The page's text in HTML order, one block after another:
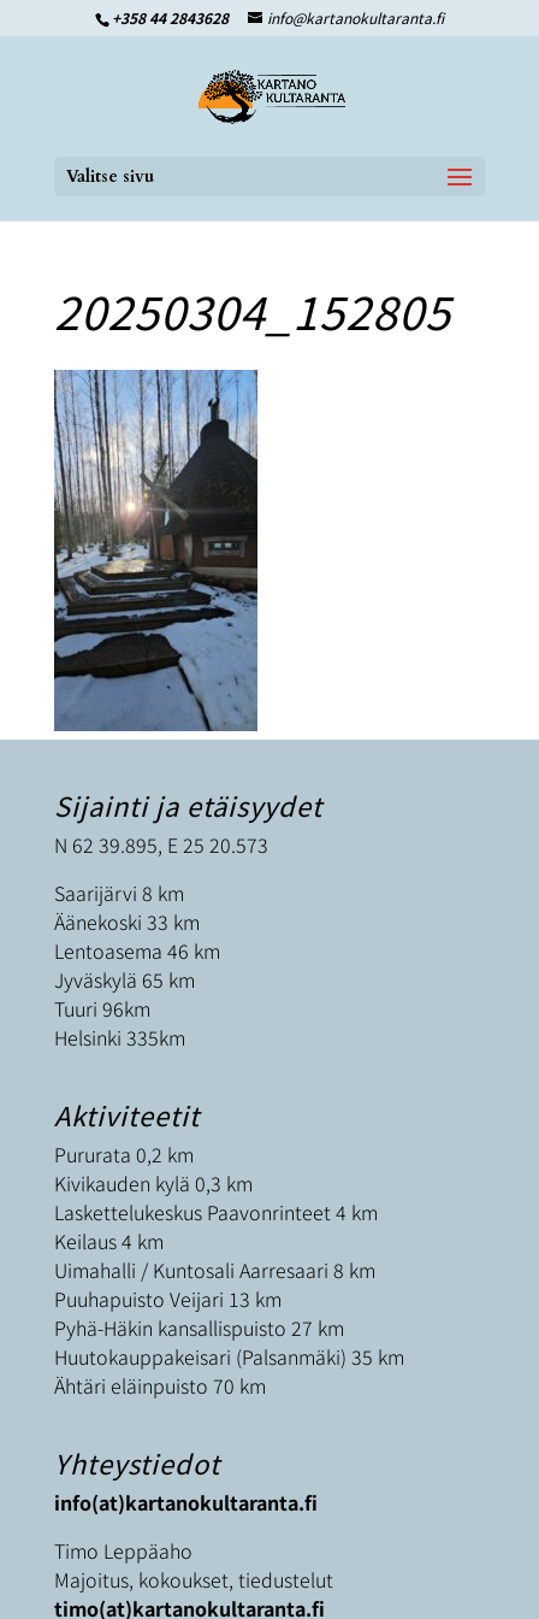
+358 44 2843628 info@kartanokultaranta.fi
Valitse sivu
20250304_152805
Sijainti ja etäisyydet
N 62 39.895, E 25 20.573
Saarijärvi 8 km
Äänekoski 33 km
Lentoasema 46 km
Jyväskylä 65 km
Tuuri 96km
Helsinki 335km
Aktiviteetit
Pururata 0,2 km
Kivikauden kylä 0,3 km
Laskettelukeskus Paavonrinteet 4 km
Keilaus 4 km
Uimahalli / Kuntosali Aarresaari 8 km
Puuhapuisto Veijari 13 km
Pyhä-Häkin kansallispuisto 27 km
Huutokauppakeisari (Palsanmäki) 35 km
Ähtäri eläinpuisto 70 km
Yhteystiedot
info(at)kartanokultaranta.fi
Timo Leppäaho
Majoitus, kokoukset, tiedustelut
timo(at)kartanokultaranta.fi